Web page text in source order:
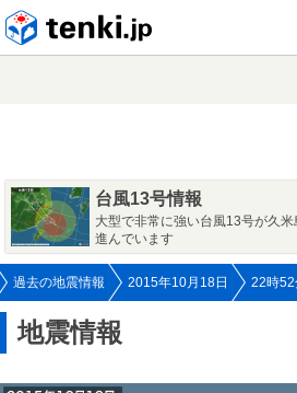
台風13号情報
大型で非常に強い台風13号が久
進んでいます
過去の地震情報 2015年10月18日 22時52
地震情報